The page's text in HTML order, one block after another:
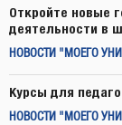
Откройте новые
деятельности в
НОВОСТИ "МОЕГО
Курсы для
НОВОСТИ "МОЕГО